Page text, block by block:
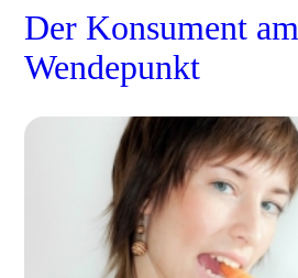
Der Konsument am
Wendepunkt